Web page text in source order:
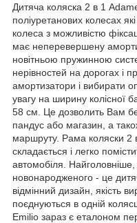
Дитяча коляска 2 в 1
поліуретанових колесах
колеса з можливістю
має неперевершену
новітньою пружинною
нерівностей на дорогах і
амортизатори і вибирати
увагу на ширину колісної
58 см. Це дозволить Вам
пандус або магазин, а
маршруту. Рама коляски 2
складається і легко
автомобіля.
новонародженого - це
відмінний дизайн, якість
поєднуються в одній
Emilio зараз є еталоном